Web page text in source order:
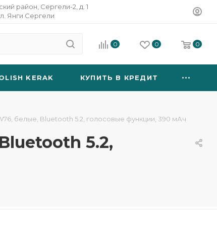
район, Сергели-2, д. 1
Янги Сергели
0 0 0
KERAK КУПИТЬ В КРЕДИТ
белые, Bluetooth 5.2, голосовые функции, 390 мАч
5.2,